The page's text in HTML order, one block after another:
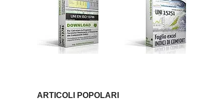
ARTICOLI POPOLARI